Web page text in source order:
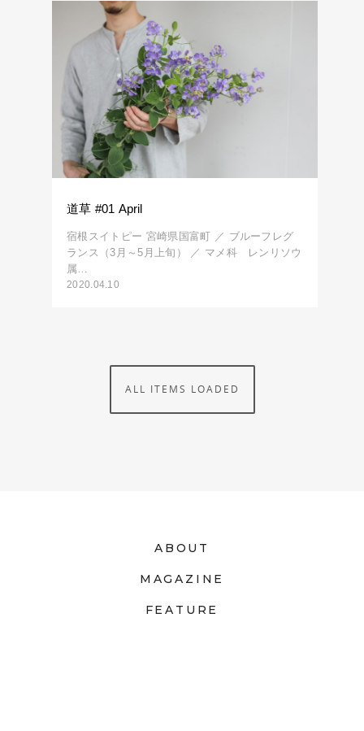
道草 #01 April
宿根スイトピー 宮崎県国富町 ／ ブルーフレグ
ランス（3月～5月上旬） ／ マメ科 レンリソウ
属…
2020.04.10
ALL ITEMS LOADED
ABOUT
MAGAZINE
FEATURE